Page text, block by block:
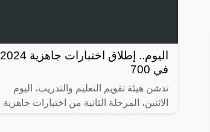
اليوم.. إطلاق اختبارات جاهزية 2024
في 700
تدشن هيئة تقويم التعليم والتدريب، اليوم
الاثنين، المرحلة الثانية من اختبارات جاهزية